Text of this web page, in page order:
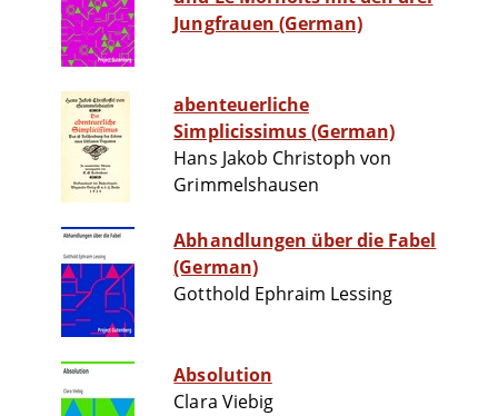
Jungfrauen (German)
abenteuerliche
Simplicissimus (German)
Hans Jakob Christoph von
Grimmelshausen
Abhandlungen über die Fabel
(German)
Gotthold Ephraim Lessing
Absolution
Clara Viebig